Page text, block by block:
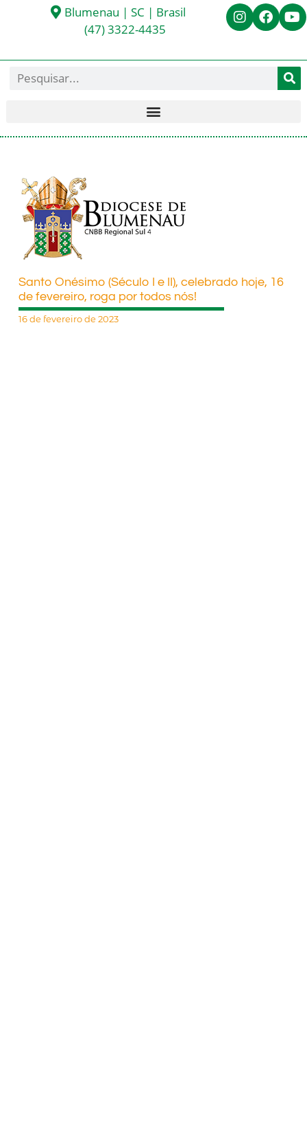
Blumenau | SC | Brasil
(47) 3322-4435
Santo Onésimo (Século I e II), celebrado hoje, 16
de fevereiro, roga por todos nós!
16 de fevereiro de 2023